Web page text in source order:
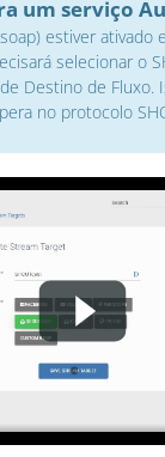
um serviço
estiver ativado
selecionar o
Destino de Fluxo.
no protocolo